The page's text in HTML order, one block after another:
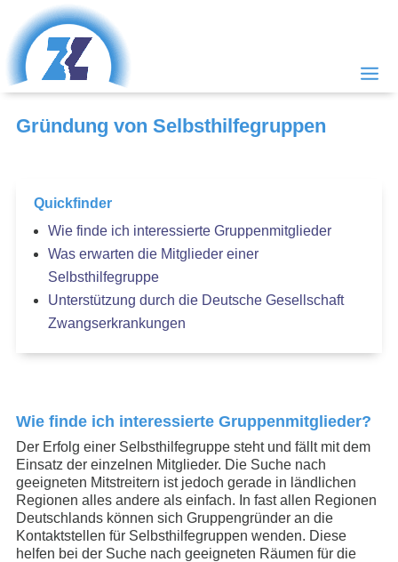
Gründung von Selbsthilfegruppen
Quickfinder
Wie finde ich interessierte Gruppenmitglieder
Was erwarten die Mitglieder einer
Selbsthilfegruppe
Unterstützung durch die Deutsche Gesellschaft
Zwangserkrankungen
Wie finde ich interessierte Gruppenmitglieder?
Der Erfolg einer Selbsthilfegruppe steht und fällt mit dem
Einsatz der einzelnen Mitglieder. Die Suche nach
geeigneten Mitstreitern ist jedoch gerade in ländlichen
Regionen alles andere als einfach. In fast allen Regionen
Deutschlands können sich Gruppengründer an die
Kontaktstellen für Selbsthilfegruppen wenden. Diese
helfen bei der Suche nach geeigneten Räumen für die